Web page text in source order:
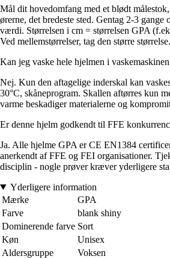
Mål dit hovedomfang med et blødt
ørerne, det bredeste sted. Gentag 2-3 gange
værdi. Størrelsen i cm = størrelsen GPA
Ved mellemstørrelser, tag den større størrelse.
Kan jeg vaske hele hjelmen i
Nej. Kun den aftagelige inderskal kan
30°C, skåneprogram. Skallen aftørres kun
varme beskadiger materialerne og
Er denne hjelm godkendt til FFE
Ja. Alle hjelme GPA er CE EN1384
anerkendt af FFE og FEI organisationer.
disciplin - nogle prøver kræver yderligere
Yderligere information
Mærke
GPA
Farve
blank shiny
Dominerende farve Sort
Køn
Unisex
Aldersgruppe
Voksen